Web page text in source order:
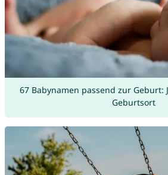
67 Babynamen passend zur Geburt:
Geburtsort